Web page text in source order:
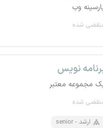
وب
شده
نویس
مجموعه معتبر
شده
senior - ارشد